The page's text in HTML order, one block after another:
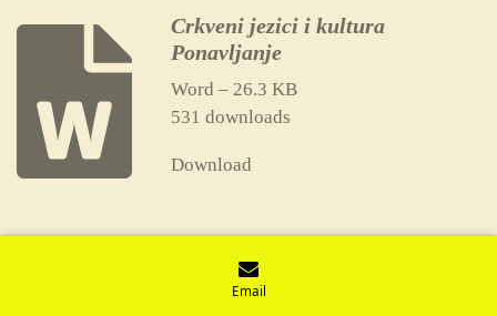
Crkveni jezici i kultura
Ponavljanje
Word – 26.3 KB
531 downloads
Download
Email